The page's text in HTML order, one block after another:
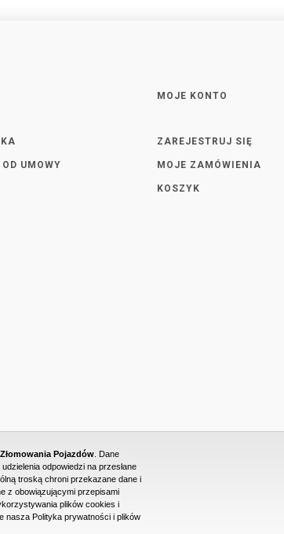
UMOWY
MOJE KONTO
ZAREJESTRUJ SIĘ
MOJE ZAMÓWIENIA
KOSZYK
PROJEKT I WYKONANIE STRONY WWW: DUONET
Złomowania Pojazdów . Dane
odpowiedzi na przesłane
troską chroni przekazane dane i
z obowiązującymi przepisami
plików cookies i
nasza Polityka prywatności i plików